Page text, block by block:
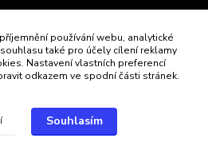
používání webu, analytické
také pro účely cílení reklamy
Nastavení vlastních preferencí
odkazem ve spodní části stránek.
Souhlasím